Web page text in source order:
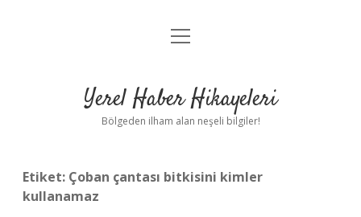
Anasayfa
Yasal Uyarı
menüyü
Yerel Haber Hikayeleri
Bölgeden ilham alan neşeli bilgiler!
Etiket: Çoban çantası bitkisini kimler
kullanamaz